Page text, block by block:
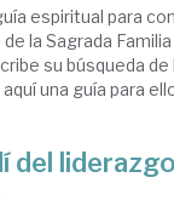
espiritual para
la Sagrada
su búsqueda
una guía para
del liderazgo